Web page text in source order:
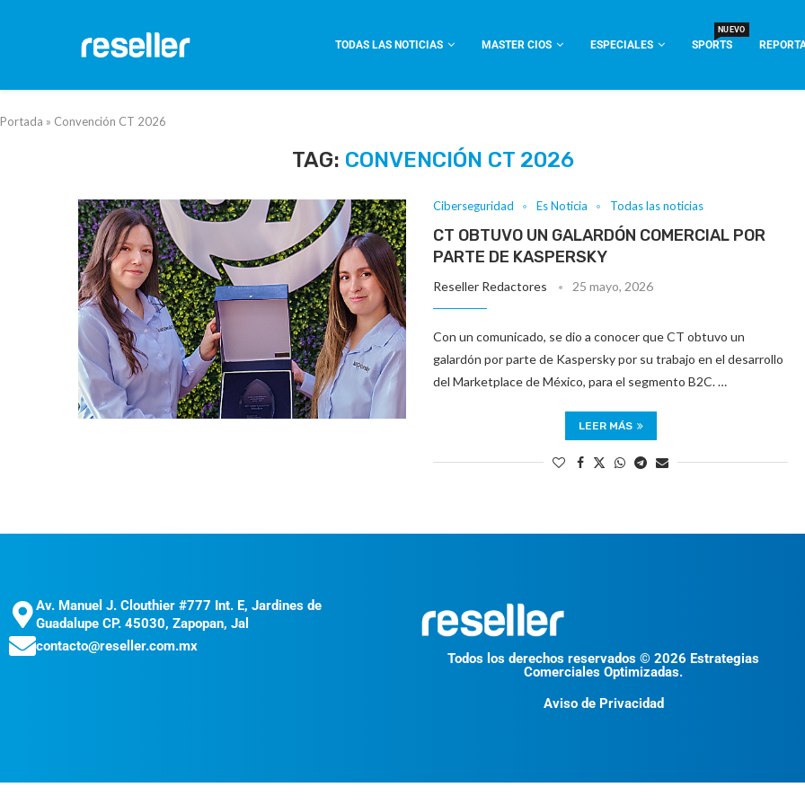
TODAS LAS NOTICIAS MASTER CIOS ESPECIALES SPORTS
NUEVO
Portada » Convención CT 2026
TAG: CONVENCIÓN CT 2026
Ciberseguridad Es Noticia Todas las noticias
CT OBTUVO UN GALARDÓN COMERCIAL POR
PARTE DE KASPERSKY
Reseller Redactores 25 mayo, 2026
Con un comunicado, se dio a conocer que CT obtuvo un
galardón por parte de Kaspersky por su trabajo en el desarrollo
del Marketplace de México, para el segmento B2C. …
LEER MÁS
Av. Manuel J. Clouthier #777 Int. E, Jardines de
Guadalupe CP. 45030, Zapopan, Jal
contacto@reseller.com.mx
Todos los derechos reservados © 2026 Estrategias
Comerciales Optimizadas.
Aviso de Privacidad